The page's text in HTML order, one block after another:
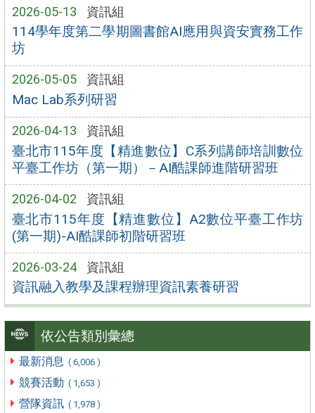
2026-05-13 資訊組
114學年度第二學期圖書館AI應用與資安實務工作
坊
2026-05-05 資訊組
Mac Lab系列研習
2026-04-13 資訊組
臺北市115年度【精進數位】C系列講師培訓數位
平臺工作坊（第一期）－AI酷課師進階研習班
2026-04-02 資訊組
臺北市115年度【精進數位】A2數位平臺工作坊
(第一期)-AI酷課師初階研習班
2026-03-24 資訊組
資訊融入教學及課程辦理資訊素養研習
依公告類別彙總
最新消息 ( 6,006 )
競賽活動 ( 1,653 )
營隊資訊 ( 1,978 )